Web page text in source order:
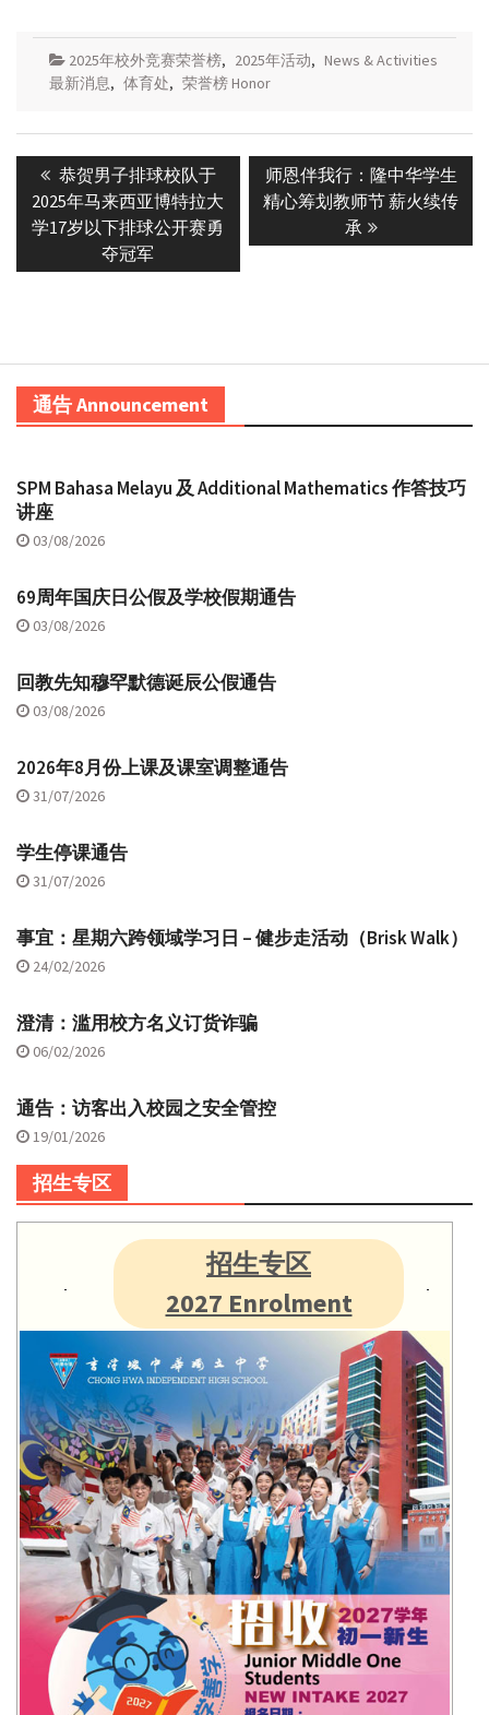
2025年校外竞赛荣誉榜, 2025年活动, News & Activities
最新消息, 体育处, 荣誉榜 Honor
navigation
Previous
post:
恭贺男子排球校队于
2025年马来西亚博特拉大
学17岁以下排球公开赛勇
夺冠军
Next
post:
师恩伴我行：隆中华学生
精心筹划教师节 薪火续传
承
通告 Announcement
SPM Bahasa Melayu 及 Additional Mathematics 作答技巧
讲座
03/08/2026
69周年国庆日公假及学校假期通告
03/08/2026
回教先知穆罕默德诞辰公假通告
03/08/2026
2026年8月份上课及课室调整通告
31/07/2026
学生停课通告
31/07/2026
事宜：星期六跨领域学习日 – 健步走活动（Brisk Walk）
24/02/2026
澄清：滥用校方名义订货诈骗
06/02/2026
通告：访客出入校园之安全管控
19/01/2026
招生专区
招生专区
2027 Enrolment